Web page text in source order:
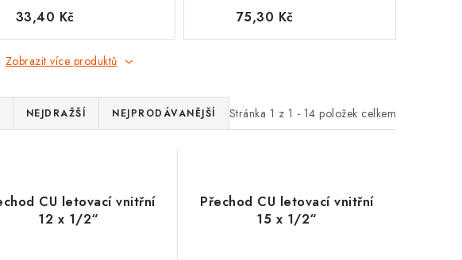
33,40 Kč 75,30 Kč
Zobrazit více produktů
Stránka 1 z 1 - 14 položek celkem
NEJDRAŽŠÍ NEJPRODÁVANĚJŠÍ
CU letovací vnitřní
12 x 1/2“
Přechod CU letovací vnitřní
15 x 1/2“